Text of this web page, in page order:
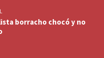
borracho chocó y no